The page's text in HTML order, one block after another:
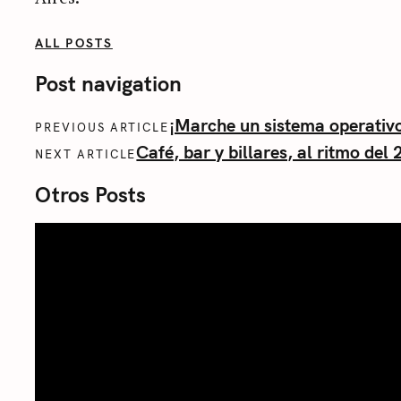
ALL POSTS
Post navigation
PREVIOUS ARTICLE¡Marche un sistema
NEXT ARTICLECafé, bar y billares, al ritmo del
Otros Posts